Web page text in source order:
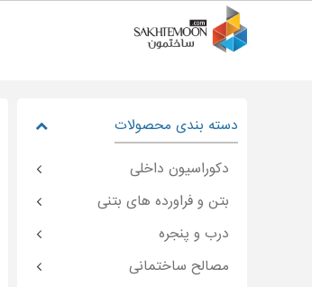
دسته بندی محصولات
دکوراسیون داخلی
بتن و فراورده های بتنی
درب و پنجره
مصالح ساختمانی